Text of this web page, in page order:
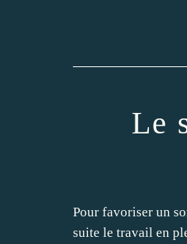
Le
Pour favoriser un
suite le travail en